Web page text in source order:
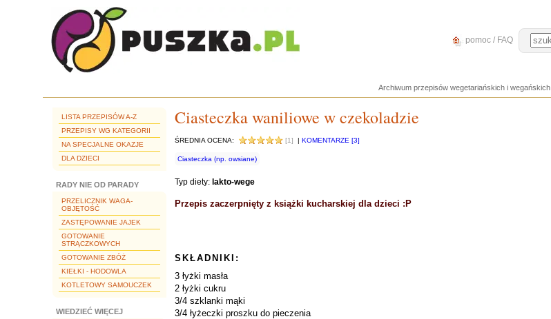
pomoc / FAQ
Archiwum przepisów wegetariańskich i wegańskich
LISTA PRZEPISÓW A-Z
PRZEPISY WG KATEGORII
NA SPECJALNE OKAZJE
DLA DZIECI
RADY NIE OD PARADY
PRZELICZNIK WAGA-
OBJĘTOŚĆ
ZASTĘPOWANIE JAJEK
GOTOWANIE
STRĄCZKOWYCH
GOTOWANIE ZBÓŻ
KIEŁKI - HODOWLA
KOTLETOWY SAMOUCZEK
WIEDZIEĆ WIĘCEJ
Ciasteczka waniliowe w czekoladzie
ŚREDNIA OCENA: [1] | KOMENTARZE [3]
Ciasteczka (np. owsiane)
Typ diety: lakto-wege
Przepis zaczerpnięty z książki kucharskiej dla dzieci :P
SKŁADNIKI:
3 łyżki masła
2 łyżki cukru
3/4 szklanki mąki
3/4 łyżeczki proszku do pieczenia